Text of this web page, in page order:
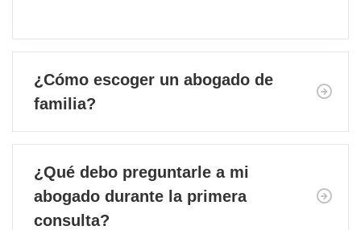
¿Cómo escoger un abogado de
familia?
¿Qué debo preguntarle a mi
abogado durante la primera
consulta?